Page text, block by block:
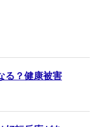
る？健康被害